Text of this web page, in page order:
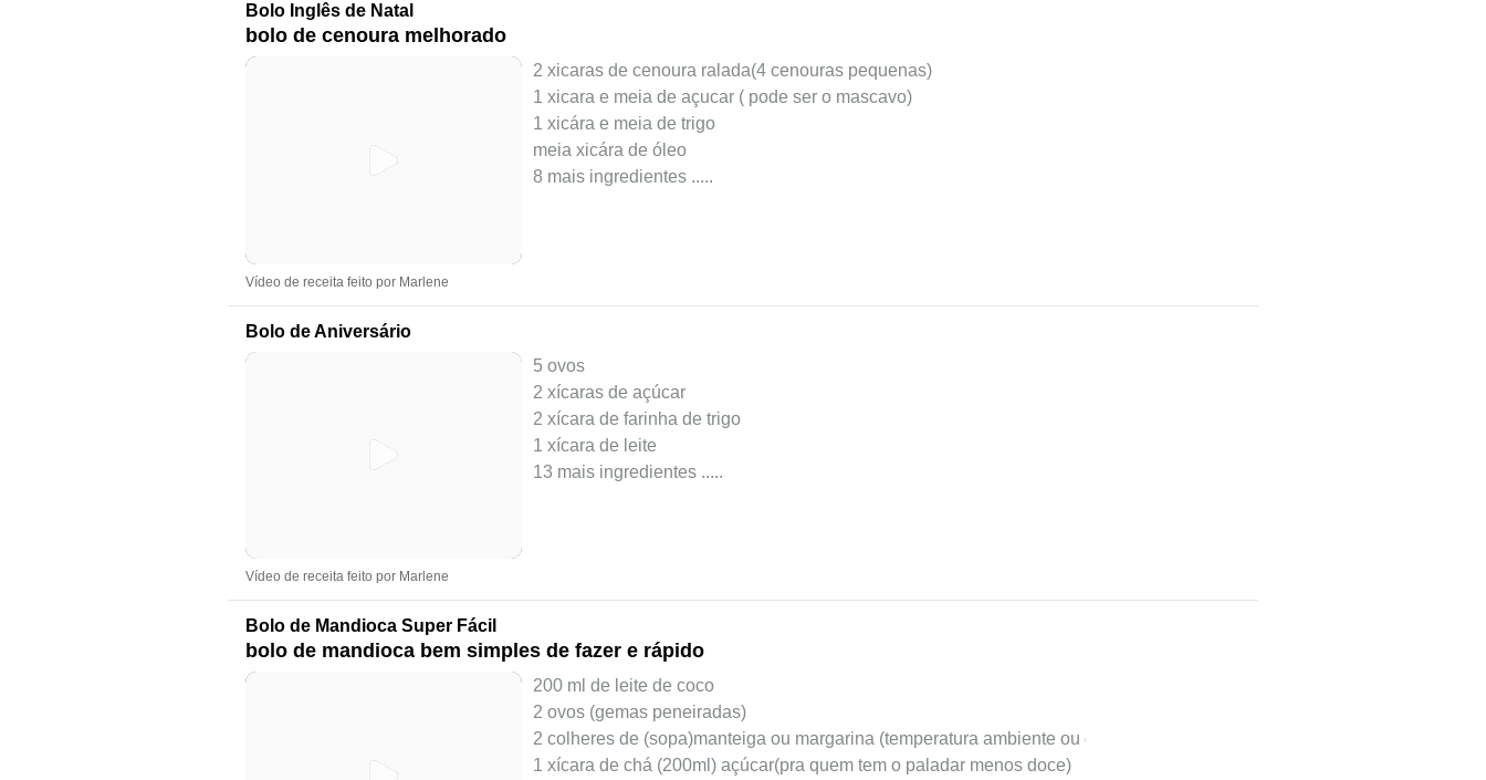
Bolo Inglês de Natal
bolo de cenoura melhorado
2 xicaras de cenoura ralada(4 cenouras pequenas)
1 xicara e meia de açucar ( pode ser o mascavo)
1 xicára e meia de trigo
meia xicára de óleo
8 mais ingredientes .....
Vídeo de receita feito por Marlene
Bolo de Aniversário
5 ovos
2 xícaras de açúcar
2 xícara de farinha de trigo
1 xícara de leite
13 mais ingredientes ..
Vídeo de receita feito por Marlene
Bolo de Mandioca Super Fácil
bolo de mandioca bem simples de fazer e rápido
200 ml de leite de coco
2 ovos (gemas peneiradas)
2 colheres de (sopa)manteiga ou margarina (temperatura ambiente ou derretida )
1 xícara de chá (200ml) açúcar(pra quem tem o paladar menos doce)